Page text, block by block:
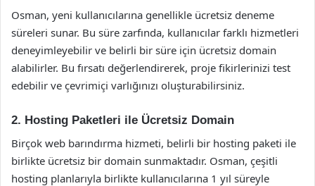
Osman, yeni kullanıcılarına genellikle ücretsiz deneme
süreleri sunar. Bu süre zarfında, kullanıcılar farklı hizmetleri
deneyimleyebilir ve belirli bir süre için ücretsiz domain
alabilirler. Bu fırsatı değerlendirerek, proje fikirlerinizi test
edebilir ve çevrimiçi varlığınızı oluşturabilirsiniz.
2. Hosting Paketleri ile Ücretsiz Domain
Birçok web barındırma hizmeti, belirli bir hosting paketi ile
birlikte ücretsiz bir domain sunmaktadır. Osman, çeşitli
hosting planlarıyla birlikte kullanıcılarına 1 yıl süreyle